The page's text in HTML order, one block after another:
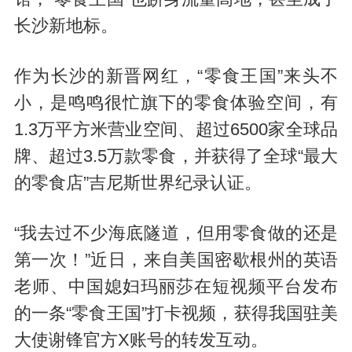
长沙新地标。
作为长沙的新晋网红，“零食王国”来头不
小，是鸣鸣很忙旗下的零食体验空间，有
1.3万平方米营业空间、超过6500家全球品
牌、超过3.5万款零食，并获得了全球“最大
的零食店”吉尼斯世界纪录认证。
“我去过不少海底隧道，但用零食做的还是
第一次！”近日，来自美国密歇根州的英语
老师、中国媳妇玛丽莎在短视频平台发布
的一条“零食王国”打卡视频，获得我国驻美
大使谢锋官方X账号的转发互动。